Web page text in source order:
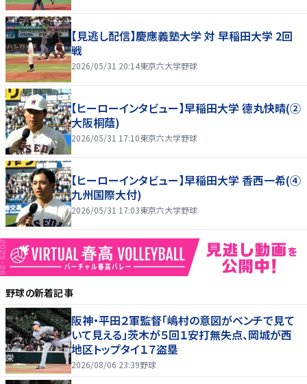
【見逃し配信】慶應義塾大学 対 早稲田大学 2回
戦
2026/05/31 20:14東京六大学野球
【ヒーローインタビュー】早稲田大学 德丸快晴(②
大阪桐蔭)
2026/05/31 17:10東京六大学野球
【ヒーローインタビュー】早稲田大学 香西一希(④
九州国際大付)
2026/05/31 17:03東京六大学野球
野球の新着記事
阪神・平田２軍監督「嶋村の意図がベンチで見て
いて見える」茨木が５回１安打無失点、岡城が西
地区トップタイ１７盗塁
2026/08/06 23:39野球